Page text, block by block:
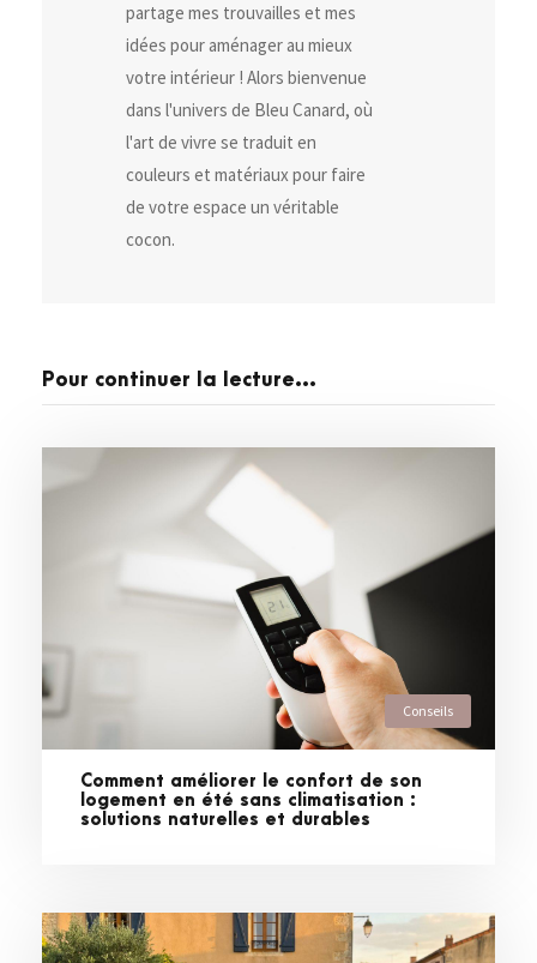
partage mes trouvailles et mes
idées pour aménager au mieux
votre intérieur ! Alors bienvenue
dans l'univers de Bleu Canard, où
l'art de vivre se traduit en
couleurs et matériaux pour faire
de votre espace un véritable
cocon.
Pour continuer la lecture...
Conseils
Comment améliorer le confort de son
logement en été sans climatisation :
solutions naturelles et durables